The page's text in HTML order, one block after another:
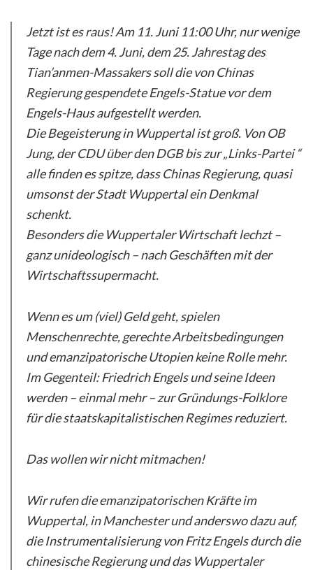
Jetzt ist es raus! Am 11. Juni 11:00 Uhr, nur wenige
Tage nach dem 4. Juni, dem 25. Jahrestag des
Tian’anmen-Massakers soll die von Chinas
Regierung gespendete Engels-Statue vor dem
Engels-Haus aufgestellt werden.
Die Begeisterung in Wuppertal ist groß. Von OB
Jung, der CDU über den DGB bis zur „Links-Partei “
alle finden es spitze, dass Chinas Regierung, quasi
umsonst der Stadt Wuppertal ein Denkmal
schenkt.
Besonders die Wuppertaler Wirtschaft lechzt –
ganz unideologisch – nach Geschäften mit der
Wirtschaftssupermacht.
Wenn es um (viel) Geld geht, spielen
Menschenrechte, gerechte Arbeitsbedingungen
und emanzipatorische Utopien keine Rolle mehr.
Im Gegenteil: Friedrich Engels und seine Ideen
werden – einmal mehr – zur Gründungs-Folklore
für die staatskapitalistischen Regimes reduziert.
Das wollen wir nicht mitmachen!
Wir rufen die emanzipatorischen Kräfte im
Wuppertal, in Manchester und anderswo dazu auf,
die Instrumentalisierung von Fritz Engels durch die
chinesische Regierung und das Wuppertaler